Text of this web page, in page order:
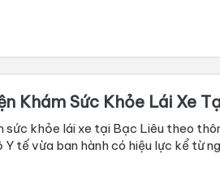
Khám Sức Khỏe Lái Xe
sức khỏe lái xe tại Bạc Liêu theo
tế vừa ban hành có hiệu lực kể từ